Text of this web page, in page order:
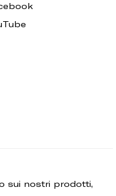
sui nostri prodotti,